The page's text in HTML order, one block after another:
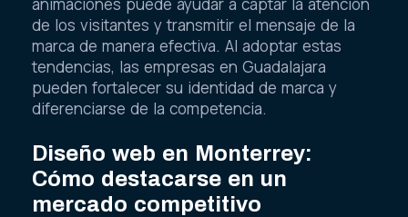
de los visitantes y transmitir el mensaje de la
marca de manera efectiva. Al adoptar estas
tendencias, las empresas en Guadalajara
pueden fortalecer su identidad de marca y
diferenciarse de la competencia.
Diseño web en Monterrey:
Cómo destacarse en un
mercado competitivo